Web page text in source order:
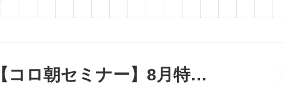
【コロ朝セミナー】8月特…